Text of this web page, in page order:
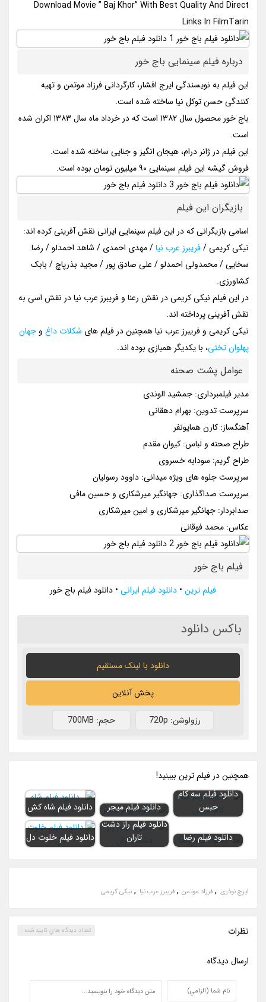
Download Movie ” Baj Khor” With Best Quality And Direct
Links In FilmTarin
درباره فیلم سینمایی باج خور
این فیلم به نویسندگی ایرج افشار، کارگردانی فرزاد موتمن و تهیه
کنندگی حسن توکل نیا ساخته شده است.
باج خور محصول سال ۱۳۸۲ است که در خرداد ماه سال ۱۳۸۳ اکران شده
است.
این فیلم در ژانر درام، هیجان انگیز و جنایی ساخته شده است.
فروش گیشه این فیلم سینمایی ۹۰ میلیون تومان بوده است.
بازیگران این فیلم
اسامی بازیگرانی که در این فیلم سینمایی ایرانی نقش آفرینی کرده اند:
نیکی کریمی /فریبرز عرب نیا/ مهدی احمدی / شاهد احمدلو / رضا
سخایی / محمدولی احمدلو / علی صادق پور / مجید بذرپاچ / بابک
کشاورزی.
در این فیلم نیکی کریمی در نقش رعنا و فریبرز عرب نیا در نقش اسی به
نقش آفرینی پرداخته اند.
نیکی کریمی و فریبرز عرب نیا همچنین در فیلم های شکلات داغ وجهان
پهلوان تختی، با یکدیگر همبازی بوده اند.
عوامل پشت صحنه
مدیر فیلمبرداری: جمشید الوندی
سرپرست تدوین: بهرام دهقانی
آهنگساز: کارن همایونفر
طراح صحنه و لباس: کیوان مقدم
طراح گریم: سودابه خسروی
سرپرست جلوه های ویژه میدانی: داوود رسولیان
سرپرست صداگذاری: جهانگیر میرشکاری و حسین مافی
صدابردار: جهانگیر میرشکاری و امین میرشکاری
عکاس: محمد فوقانی
فیلم باج خور
فیلم ترین • دانلود فیلم ایرانی • دانلود فیلم باج خور
باکس دانلود
دانلود با لينک مستقيم
پخش آنلاین
رزولوشن: 720p حجم: 700MB
همچنين در فيلم ترين ببينيد!
دانلود فیلم سه کام
حبس
دانلود فیلم میجر دانلود فیلم شاه کش
دانلود فیلم رضا
دانلود فیلم راز دشت
تاران
دانلود فیلم خلوت دل
ایرج نوذری , فرزاد موتمن ,فریبرز عرب نیا , نیکی کریمی
نظرات تعداد ديدگاه هاي تاييد شده :
ارسال ديدگاه